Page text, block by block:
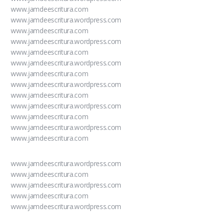
www.jamdeescritura.com
www.jamdeescritura.wordpress.com
www.jamdeescritura.com
www.jamdeescritura.wordpress.com
www.jamdeescritura.com
www.jamdeescritura.wordpress.com
www.jamdeescritura.com
www.jamdeescritura.wordpress.com
www.jamdeescritura.com
www.jamdeescritura.wordpress.com
www.jamdeescritura.com
www.jamdeescritura.wordpress.com
www.jamdeescritura.com
www.jamdeescritura.wordpress.com
www.jamdeescritura.com
www.jamdeescritura.wordpress.com
www.jamdeescritura.com
www.jamdeescritura.wordpress.com